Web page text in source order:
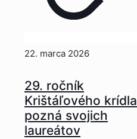
22. marca 2026
29. ročník
Krištáľového krídla
pozná svojich
laureátov